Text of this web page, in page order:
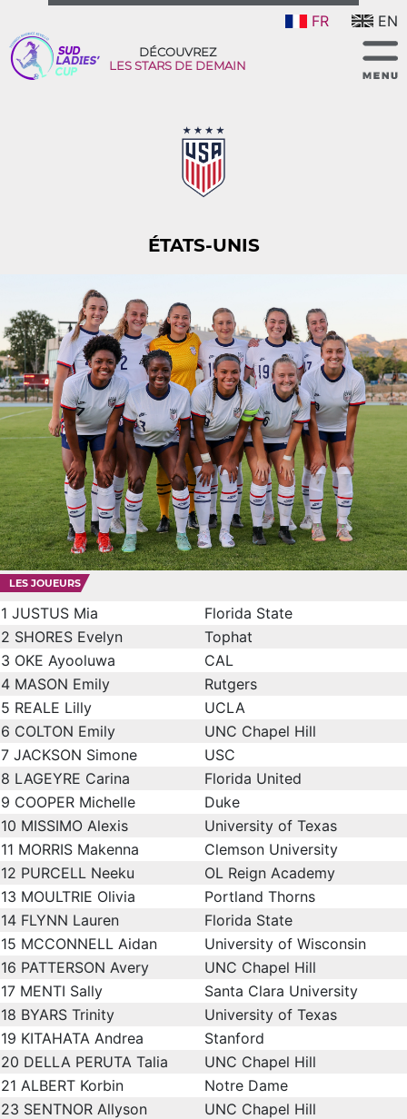
FR EN
DÉCOUVREZ
LES STARS DE DEMAIN
ÉTATS-UNIS
LES JOUEURS
1 JUSTUS Mia
Florida State
2 SHORES Evelyn
Tophat
3 OKE Ayooluwa
CAL
4 MASON Emily
Rutgers
5 REALE Lilly
UCLA
6 COLTON Emily
UNC Chapel Hill
7 JACKSON Simone
USC
8 LAGEYRE Carina
Florida United
9 COOPER Michelle
Duke
10 MISSIMO Alexis
University of Texas
11 MORRIS Makenna
Clemson University
12 PURCELL Neeku
OL Reign Academy
13 MOULTRIE Olivia
Portland Thorns
14 FLYNN Lauren
Florida State
15 MCCONNELL Aidan
University of Wisconsin
16 PATTERSON Avery
UNC Chapel Hill
17 MENTI Sally
Santa Clara University
18 BYARS Trinity
University of Texas
19 KITAHATA Andrea
Stanford
20 DELLA PERUTA Talia
UNC Chapel Hill
21 ALBERT Korbin
Notre Dame
23 SENTNOR Allyson
UNC Chapel Hill